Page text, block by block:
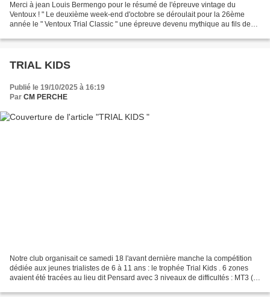
Merci à jean Louis Bermengo pour le résumé de l'épreuve vintage du
Ventoux ! " Le deuxième week-end d'octobre se déroulait pour la 26ème
année le " Ventoux Trial Classic " une épreuve devenu mythique au fils des
TRIAL KIDS
Publié le 19/10/2025 à 16:19
Par CM PERCHE
Notre club organisait ce samedi 18 l'avant dernière manche la compétition
dédiée aux jeunes trialistes de 6 à 11 ans : le trophée Trial Kids . 6 zones
avaient été tracées au lieu dit Pensard avec 3 niveaux de difficultés : MT3 (